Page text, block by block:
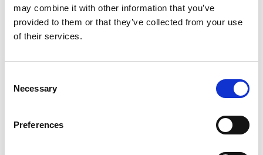
may combine it with other information that you’ve
provided to them or that they’ve collected from your use
of their services.
Selection
Necessary
Preferences
travail en toute sécurité
Lecrochet d’échafaudage Solide
travail temporaire. Cecrochet d’échellede haute qualité est
barreaux de 25 cm
, ce qui le rend adapté aussi bien à un
Grâce à sonréglage sur 7 positions
, le crochet d’échafaudage
s’adapte facilement à différentes hauteurs et situations de travail.